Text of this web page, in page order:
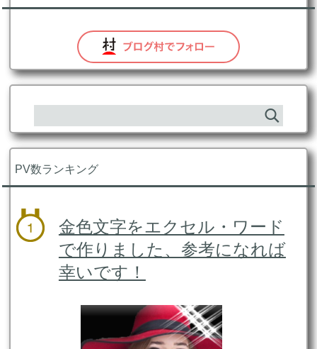
PV数ランキング
金色文字をエクセル・ワード
で作りました、参考になれば
幸いです！